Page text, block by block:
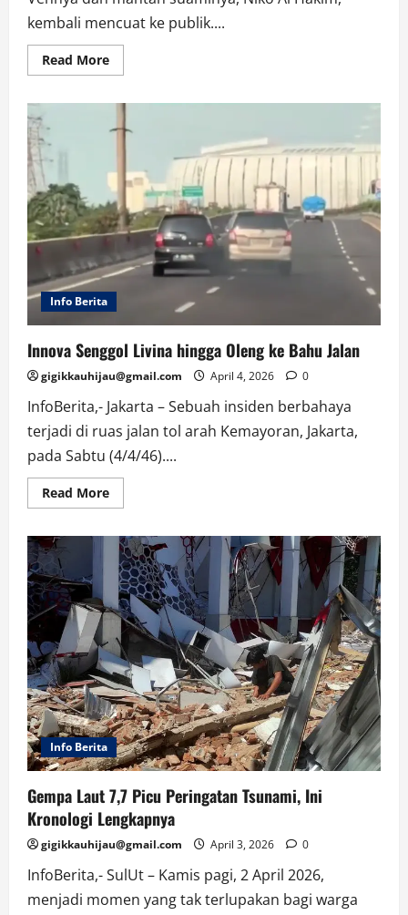
kembali mencuat ke publik....
Read MoreRead
more
Memanas:
Rachel
Vennya
Okin
Jual
Rumah
Anak
Info Berita
Innova Senggol Livina hingga Oleng ke Bahu Jalan
gigikkauhijau@gmail.com April 4, 2026 0
InfoBerita,- Jakarta – Sebuah insiden berbahaya
terjadi di ruas jalan tol arah Kemayoran, Jakarta,
pada Sabtu (4/4/46)....
Read MoreRead
more
Senggol
Livina
hingga
Oleng
ke
Bahu
Jalan
Info Berita
Gempa Laut 7,7 Picu Peringatan Tsunami, Ini
Kronologi Lengkapnya
gigikkauhijau@gmail.com April 3, 2026 0
InfoBerita,- SulUt – Kamis pagi, 2 April 2026,
menjadi momen yang tak terlupakan bagi warga